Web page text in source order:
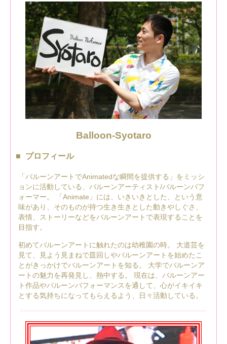
Balloon-Syotaro
プロフィール
「バルーンアートでAnimatedな瞬間を提供する」をミッシ
ョンに活動している、バルーンアーティスト/バルーンパフ
ォーマー。 「Animate」には、いきいきとした、という意
味があり、そのものが持つ生き生きとした動きやしぐさ、
表情、ストーリーなどをバルーンアートで表現することを
目指す。
初めてバルーンアートに触れたのは幼稚園の時。 大道芸を
見て、見よう見まねで皿回しやバルーンアートを始めたこ
とがきっかけでバルーンアートを知る。 大学でバルーンア
ートの魅力を再発見し、熱中する。 現在は、バルーンアー
ト作品やバルーンパフォーマンスを通して、心がイキイキ
とする気持ちになってもらえるよう、日々活動している。